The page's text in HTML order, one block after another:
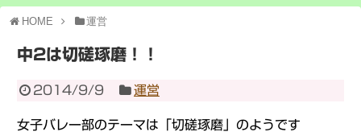
HOME 運営
中2は切磋琢磨！！
2014/9/9 運営
女子バレー部のテーマは「切磋琢磨」のようです